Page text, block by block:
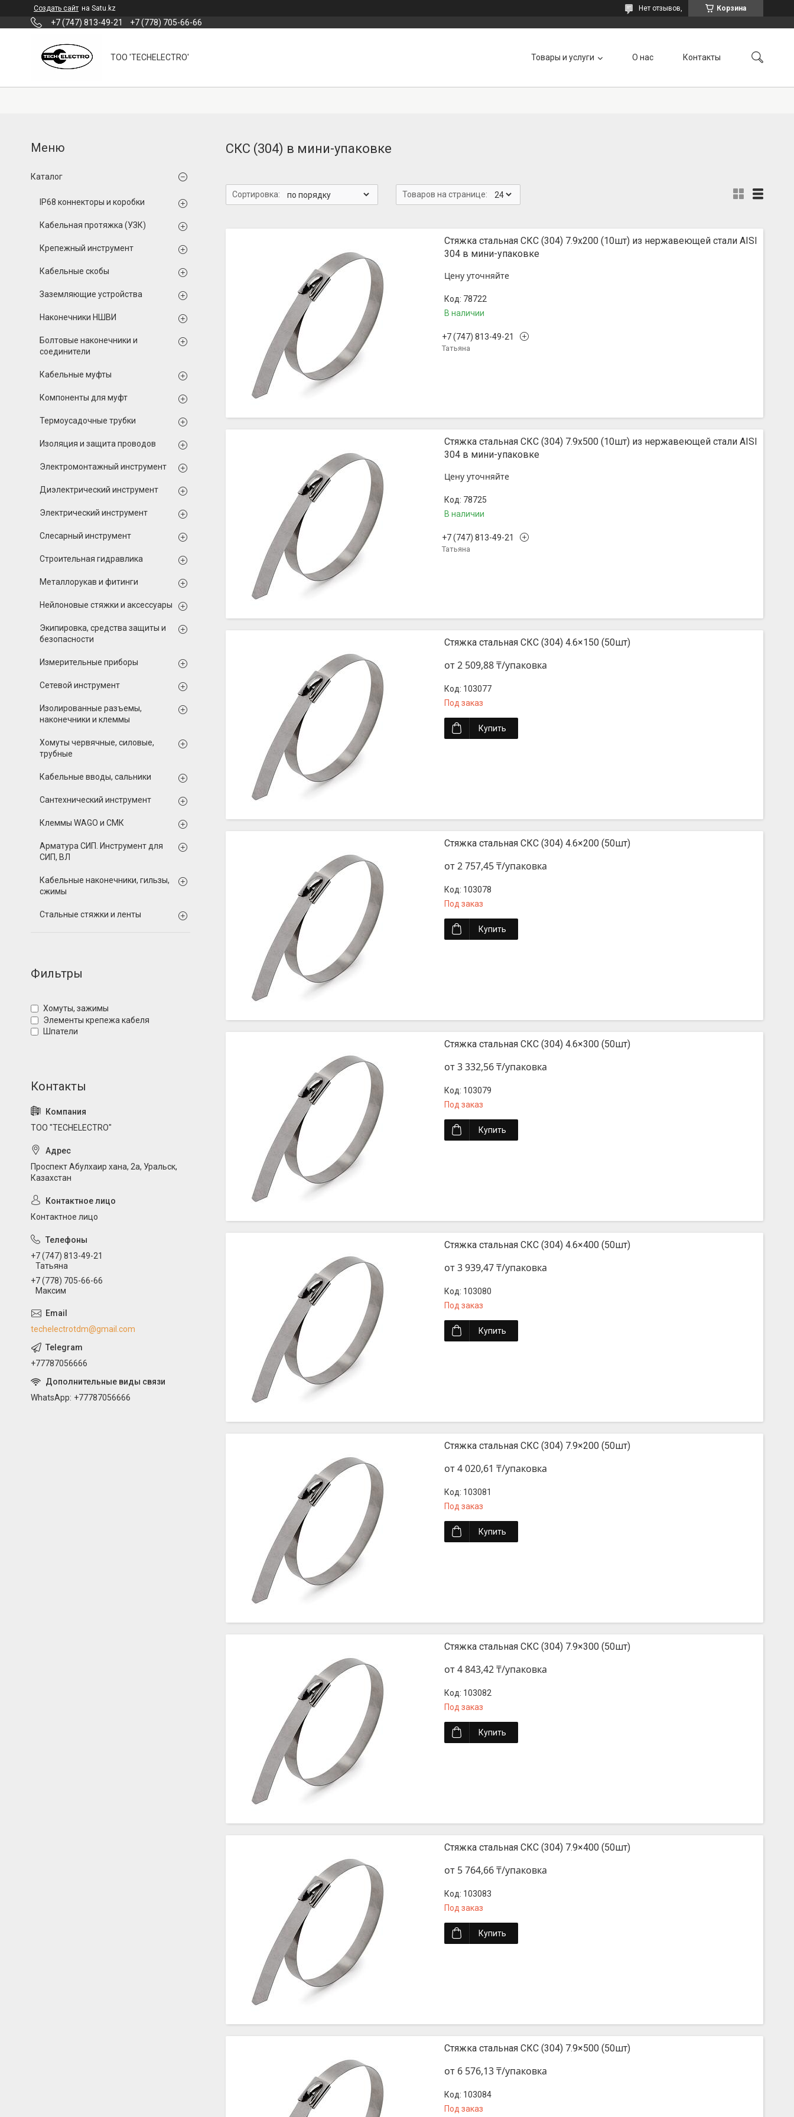
Создать сайт на Satu.kz Корзина
Нет отзывов,
+7 (747) 813-49-21 +7 (778) 705-66-66
ТОО 'TECHELECTRO' Товары и услуги О нас Контакты
СКС (304) в мини-упаковке
Стяжка стальная СКС (304) 7.9х200 (10шт) из нержавеющей стали AISI
304 в мини-упаковке
Цену уточняйте
78722
В наличии
+7 (747) 813-49-21
Татьяна
Стяжка стальная СКС (304) 7.9х500 (10шт) из нержавеющей стали AISI
304 в мини-упаковке
Цену уточняйте
78725
В наличии
+7 (747) 813-49-21
Татьяна
Стяжка стальная СКС (304) 4.6×150 (50шт)
от 2 509,88 ₸/упаковка
103077
Под заказ
Купить
Стяжка стальная СКС (304) 4.6×200 (50шт)
от 2 757,45 ₸/упаковка
103078
Под заказ
Купить
Стяжка стальная СКС (304) 4.6×300 (50шт)
от 3 332,56 ₸/упаковка
103079
Под заказ
Купить
Стяжка стальная СКС (304) 4.6×400 (50шт)
от 3 939,47 ₸/упаковка
103080
Под заказ
Купить
Стяжка стальная СКС (304) 7.9×200 (50шт)
от 4 020,61 ₸/упаковка
103081
Под заказ
Купить
Стяжка стальная СКС (304) 7.9×300 (50шт)
от 4 843,42 ₸/упаковка
103082
Под заказ
Купить
Стяжка стальная СКС (304) 7.9×400 (50шт)
от 5 764,66 ₸/упаковка
103083
Под заказ
Купить
Стяжка стальная СКС (304) 7.9×500 (50шт)
от 6 576,13 ₸/упаковка
103084
Под заказ
Каталог
IP68 коннекторы и коробки
Кабельная протяжка (УЗК)
Крепежный инструмент
Кабельные скобы
Заземляющие устройства
Наконечники НШВИ
Болтовые наконечники и
соединители
Кабельные муфты
Компоненты для муфт
Термоусадочные трубки
Изоляция и защита проводов
Электромонтажный инструмент
Диэлектрический инструмент
Электрический инструмент
Слесарный инструмент
Строительная гидравлика
Металлорукав и фитинги
Нейлоновые стяжки и аксессуары
Экипировка, средства защиты и
безопасности
Измерительные приборы
Сетевой инструмент
Изолированные разъемы,
наконечники и клеммы
Хомуты червячные, силовые,
трубные
Кабельные вводы, сальники
Сантехнический инструмент
Клеммы WAGO и СМК
Арматура СИП. Инструмент для
СИП, ВЛ
Кабельные наконечники, гильзы,
сжимы
Стальные стяжки и ленты
Фильтры
Хомуты, зажимы
Элементы крепежа кабеля
Шпатели
ТОО "TECHELECTRO"
Проспект Абулхаир хана, 2а, Уральск,
Казахстан
Контактное лицо
+7 (747) 813-49-21
Татьяна
+7 (778) 705-66-66
Максим
techelectrotdm@gmail.com
+77787056666
WhatsApp +77787056666